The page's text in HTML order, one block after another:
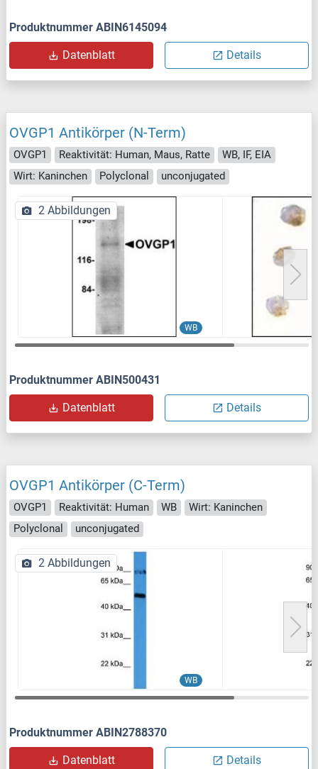
Produktnummer ABIN6145094
Datenblatt Details
OVGP1 Antikörper (N-Term)
OVGP1 Reaktivität: Human, Maus, Ratte
WB, IF, EIA
Wirt: Kaninchen
Polyclonal unconjugated
WB
2 Abbildungen
Produktnummer ABIN500431
Datenblatt Details
OVGP1 Antikörper (C-Term)
OVGP1 Reaktivität: Human WB
Wirt: Kaninchen
Polyclonal
unconjugated
WB
2 Abbildungen
Produktnummer ABIN2788370
Datenblatt Details